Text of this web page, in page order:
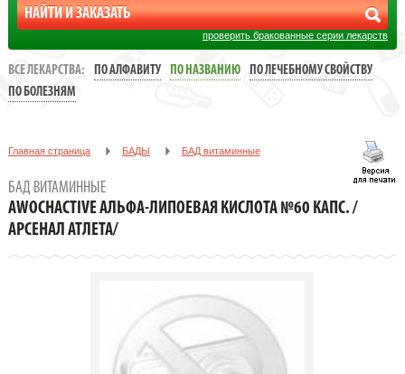
проверить бракованные серии лекарств
ВСЕ ЛЕКАРСТВА: ПО АЛФАВИТУ ПО НАЗВАНИЮ
ПО ЛЕЧЕБНОМУ СВОЙСТВУ
ПО БОЛЕЗНЯМ
Главная страница БАДЫ БАД витаминные
АРСЕНАЛ АТЛЕТА/
БАД ВИТАМИННЫЕ
AWOCHACTIVE АЛЬФА-ЛИПОЕВАЯ КИСЛОТА №60 КАПС. /
АРСЕНАЛ АТЛЕТА/